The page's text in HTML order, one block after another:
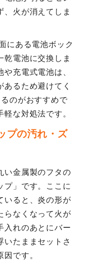
、火が消えてしま
にある電池ボック
乾電池に交換しま
充電式電池は、
るため避けてく
のがおすすめで
な対処法です。
プの汚れ・ズ
い金属製のフタの
プ」です。ここに
いると、炎の形が
らなくなって火が
入れのあとにバー
いたままセットさ
です。